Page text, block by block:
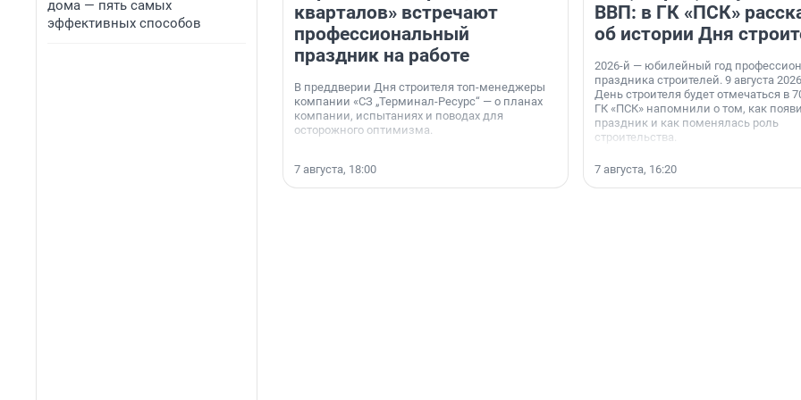
дома — пять самых
эффективных способов
кварталов» встречают
профессиональный
праздник на работе
В преддверии Дня строителя топ-менеджеры
компании «СЗ „Терминал-Ресурс“ — о планах
компании, испытаниях и поводах для
осторожного оптимизма.
7 августа, 18:00
ВВП: в ГК «ПСК»
об истории Дня
2026-й — юбилейный год
праздника строителей. 9 августа
День строителя будет отмечаться в
ГК «ПСК» напомнили о том, как
праздник и как поменялась роль
строительства.
7 августа, 16:20